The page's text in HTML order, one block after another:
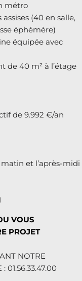
métro
assises (40 en salle,
éphémère)
équipée avec
de 40 m² à l’étage
de 9.992 €/an
et l’après-midi
VOUS
PROJET
NOTRE
01.56.33.47.00